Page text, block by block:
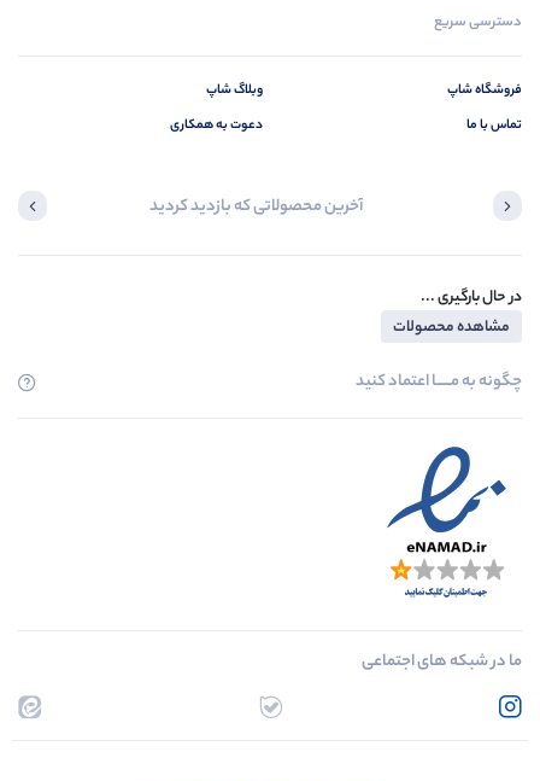
دسترسی سریع
فروشگاه شاپ
تماس با ما
وبلاگ شاپ
دعوت به همکاری
آخرین محصولاتی که بازدید کردید
در حال بارگیری ...
مشاهده محصولات
چگونه به مــــــا اعتماد کنید
ما در شبکه های اجتماعی